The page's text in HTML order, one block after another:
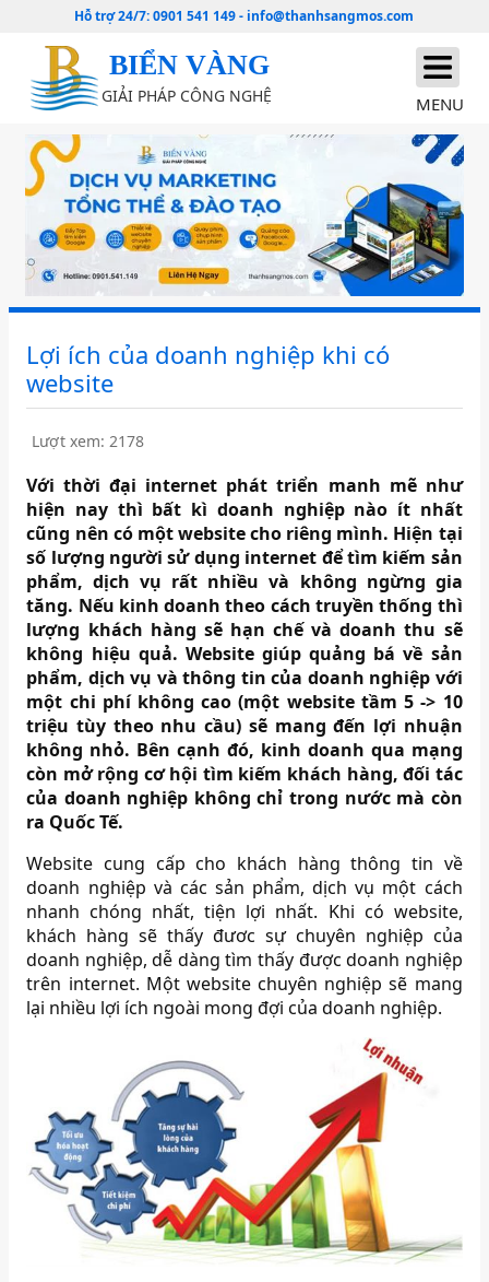
Hỗ trợ 24/7:0901 541 149- info@thanhsangmos.com
BIỂN VÀNG
GIẢI PHÁP CÔNG NGHỆ MENU
Lợi ích của doanh nghiệp khi có
website
Lượt xem: 2178
Với thời đại internet phát triển manh mẽ như
hiện nay thì bất kì doanh nghiệp nào ít nhất
cũng nên có một website cho riêng mình. Hiện tại
số lượng người sử dụng internet để tìm kiếm sản
phẩm, dịch vụ rất nhiều và không ngừng gia
tăng. Nếu kinh doanh theo cách truyền thống thì
lượng khách hàng sẽ hạn chế và doanh thu sẽ
không hiệu quả. Website giúp quảng bá về sản
phẩm, dịch vụ và thông tin của doanh nghiệp với
một chi phí không cao (một website tầm 5 -> 10
triệu tùy theo nhu cầu) sẽ mang đến lợi nhuận
không nhỏ. Bên cạnh đó, kinh doanh qua mạng
còn mở rộng cơ hội tìm kiếm khách hàng, đối tác
của doanh nghiệp không chỉ trong nước mà còn
ra Quốc Tế.
Website cung cấp cho khách hàng thông tin về
doanh nghiệp và các sản phẩm, dịch vụ một cách
nhanh chóng nhất, tiện lợi nhất. Khi có website,
khách hàng sẽ thấy đươc sự chuyên nghiệp của
doanh nghiệp, dễ dàng tìm thấy được doanh nghiệp
trên internet. Một website chuyên nghiệp sẽ mang
lại nhiều lợi ích ngoài mong đợi của doanh nghiệp.